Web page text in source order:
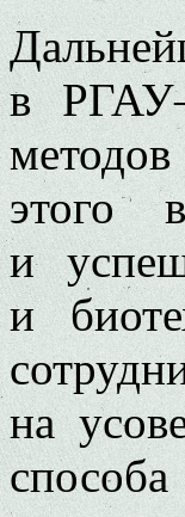
в
этого
и
и
на